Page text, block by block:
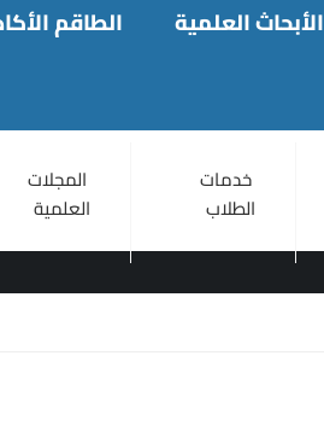
الأبحاث العلمية الطاقم
خدمات
الطلاب
المجلات
العلمية